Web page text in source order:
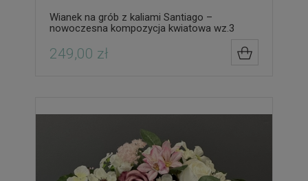
Wianek na grób z kaliami Santiago –
nowoczesna kompozycja kwiatowa wz.3
249,00 zł